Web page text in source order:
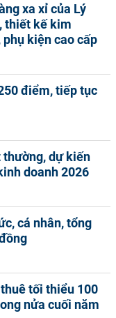
xa xỉ của Lý
thiết kế kim
kiện cao cấp
điểm, tiếp tục
dự kiến
doanh 2026
cá nhân, tổng
tối thiểu 100
nửa cuối năm